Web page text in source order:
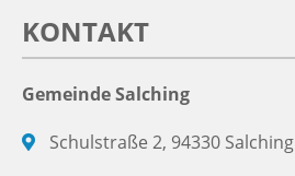
KONTAKT
Gemeinde Salching
Schulstraße 2, 94330 Salching